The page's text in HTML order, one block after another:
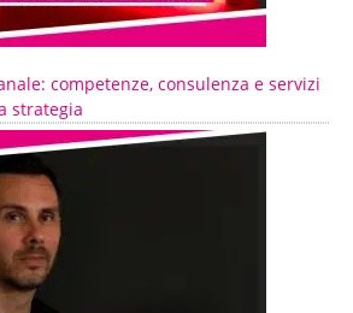
competenze, consulenza e servizi
strategia